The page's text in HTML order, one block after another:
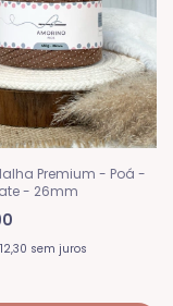
Premium - Poá -
- 26mm
sem juros